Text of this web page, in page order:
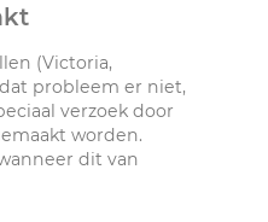
(Victoria,
probleem er niet,
verzoek door
worden.
dit van